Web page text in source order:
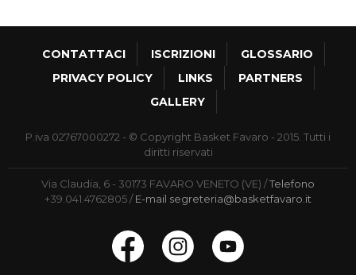
CONTATTACI ISCRIZIONI
GLOSSARIO
PRIVACY POLICY
LINKS
PARTNERS
GALLERY
P.iva 02767000272 - © Copyright Basket Favaro - 2015. Tutti i
diritti riservati
Via Claudia, 6 - 30173 FAVARO VENETO (VE)
Telefono
+39.041.4762805
E-mail segreteria@basketfavaro.it